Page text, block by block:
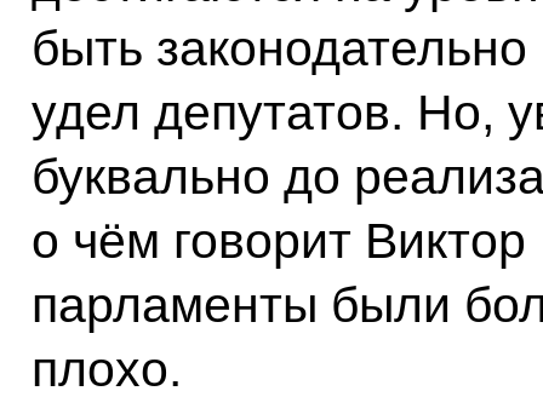
быть
удел депутатов. Но,
буквально до
о чём говорит
парламенты были
плохо.